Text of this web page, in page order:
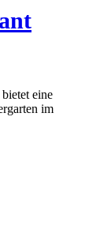
eine
im